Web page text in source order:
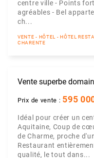
centre ville - Points
agréables - Bel
ch...
VENTE - HÔTEL - HÔTEL
CHARENTE
Vente superbe
Prix de vente : 595
Idéal pour créer un
Aquitaine, Coup de
de Charme, proche
Restaurant
qualité, le tout dans...